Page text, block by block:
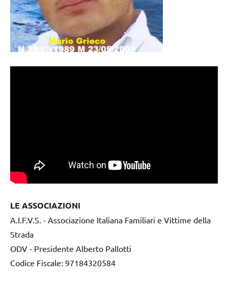
LE ASSOCIAZIONI
A.I.F.V.S. - Associazione Italiana Familiari e Vittime della
Strada
ODV - Presidente Alberto Pallotti
Codice Fiscale: 97184320584